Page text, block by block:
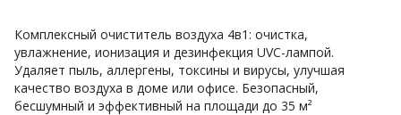
Комплексный очиститель воздуха 4в1: очистка,
увлажнение, ионизация и дезинфекция UVC-лампой.
Удаляет пыль, аллергены, токсины и вирусы, улучшая
качество воздуха в доме или офисе. Безопасный,
бесшумный и эффективный на площади до 35 м²